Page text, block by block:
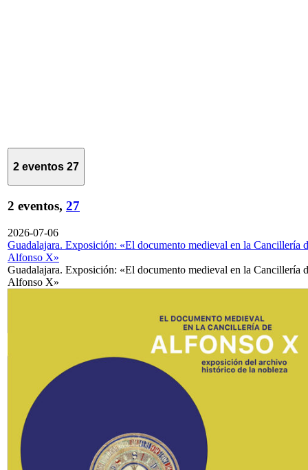
2 eventos 27
2 eventos, 27
2026-07-06
Guadalajara. Exposición: «El documento medieval en la Cancillería
Alfonso X»
Guadalajara. Exposición: «El documento medieval en la Cancillería
Alfonso X»